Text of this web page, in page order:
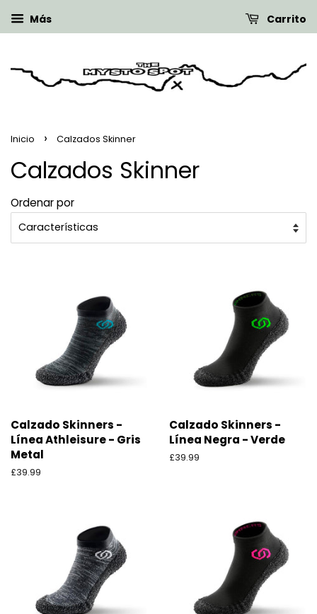
Más Carrito
Inicio › Calzados Skinner
Calzados Skinner
Ordenar por
Calzado Skinners -
Línea Athleisure - Gris
Metal
Precio
£39.99
Calzado Skinners -
Línea Negra - Verde
Precio
£39.99